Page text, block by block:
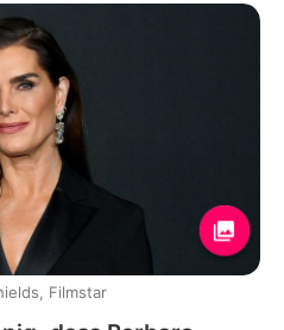
Filmstar